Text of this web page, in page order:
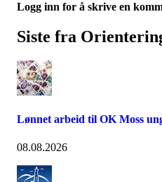
Logg inn for å skrive en
Siste fra
Lønnet arbeid til OK Moss
08.08.2026